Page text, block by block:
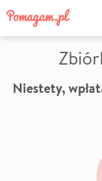
Niestety,